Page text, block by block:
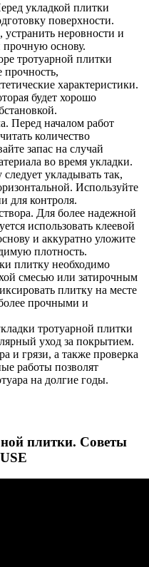
укладкой плитки
поверхности.
устранить неровности и
основу.
тротуарной плитки
прочность,
характеристики.
будет хорошо
Перед началом работ
количество
запас на случай
во время укладки.
укладывать так,
Используйте
для контроля.
Для более надежной
использовать клеевой
и аккуратно уложите
плотность.
плитку необходимо
смесью или затирочным
плитку на месте
прочными и
тротуарной плитки
уход за покрытием.
и грязи, а также проверка
работы позволят
на долгие годы.
плитки. Советы